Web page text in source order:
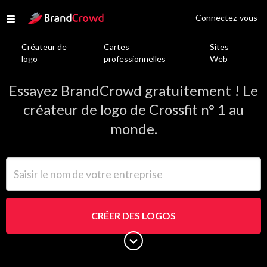
Open menu
Site Logo
Créateur de
logo
Cartes
professionnelles
Sites
Web
Connectez-vous
Logos de Crossfit
Essayez BrandCrowd gratuitement ! Le
créateur de logo de Crossfit n° 1 au
monde.
CRÉER DES LOGOS